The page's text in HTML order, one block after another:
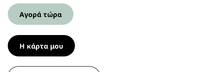
Αγορά τώρα
Η κάρτα μου